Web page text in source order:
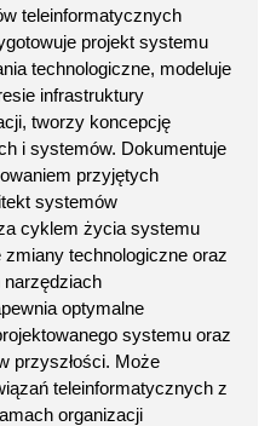
teleinformatycznych
projekt systemu
technologiczne, modeluje
infrastruktury
tworzy koncepcję
i systemów. Dokumentuje
przyjętych
systemów
cyklem życia systemu
technologiczne oraz
optymalne
systemu oraz
przyszłości. Może
teleinformatycznych z
organizacji